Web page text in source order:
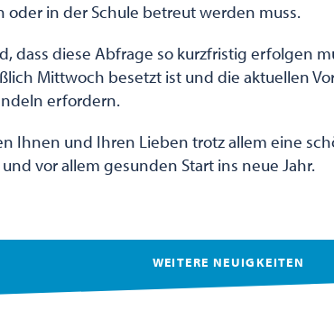
oder in der Schule betreut werden muss.
dass diese Abfrage so kurzfristig erfolgen
Mittwoch besetzt ist und die aktuellen
erfordern.
Ihnen und Ihren Lieben trotz allem eine
vor allem gesunden Start ins neue Jahr.
WEITERE NEUIGKEITEN